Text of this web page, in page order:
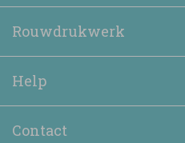
Rouwdrukwerk
Help
Contact